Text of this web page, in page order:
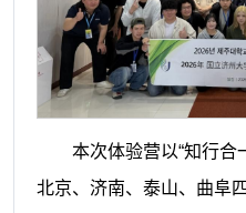
本次体验营以“知行合
北京、济南、泰山、曲阜